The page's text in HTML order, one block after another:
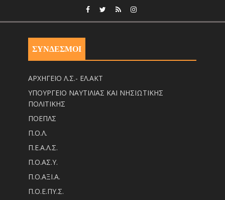
ΣΥΝΔΕΣΜΟΙ
ΑΡΧΗΓΕΙΟ Λ.Σ.- ΕΛ.ΑΚΤ
ΥΠΟΥΡΓΕΙΟ ΝΑΥΤΙΛΙΑΣ ΚΑΙ ΝΗΣΙΩΤΙΚΗΣ
ΠΟΛΙΤΙΚΗΣ
ΠΟΕΠΛΣ
Π.Ο.Λ.
Π.Ε.Α.Λ.Σ.
Π.Ο.ΑΣ.Υ.
Π.Ο.ΑΞΙ.Α.
Π.Ο.Ε.ΠΥ.Σ.